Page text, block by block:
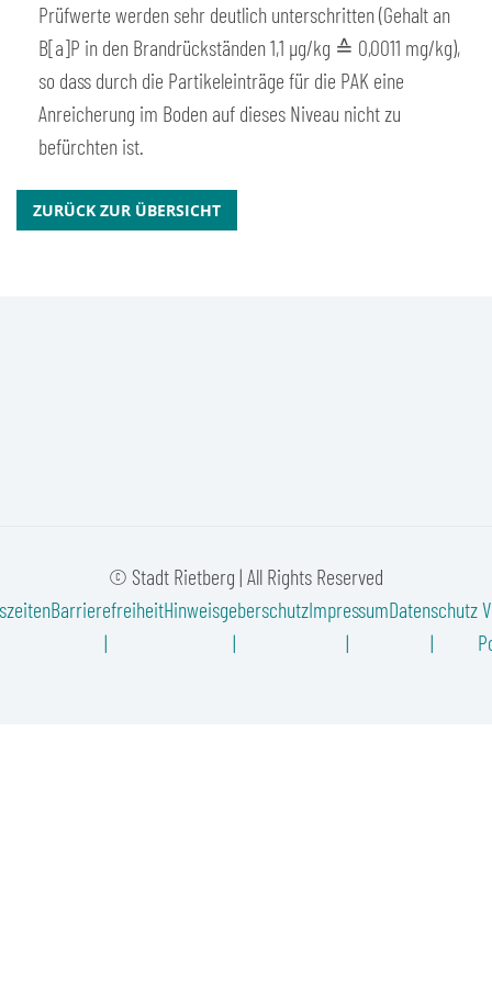
Prüfwerte werden sehr deutlich unterschritten (Gehalt an
B[a]P in den Brandrückständen 1,1 μg/kg ≙ 0,0011 mg/kg),
so dass durch die Partikeleinträge für die PAK eine
Anreicherung im Boden auf dieses Niveau nicht zu
befürchten ist.
ZURÜCK ZUR ÜBERSICHT
© Stadt Rietberg | All Rights Reserved
BarrierefreiheitHinweisgeberschutzImpressumDatenschutz